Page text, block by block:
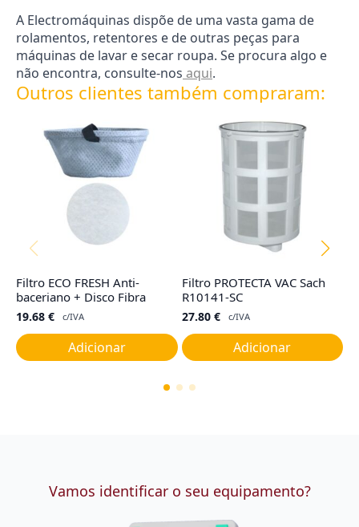
A Electromáquinas dispõe de uma vasta gama de
rolamentos, retentores e de outras peças para
máquinas de lavar e secar roupa. Se procura algo e
não encontra, consulte-nos aqui.
Outros clientes também compraram:
Filtro ECO FRESH Anti-
baceriano + Disco Fibra
19.68 € c/IVA
Adicionar
Filtro PROTECTA VAC Sach
R10141-SC
27.80 € c/IVA
Adicionar
Vamos identificar o seu equipamento?